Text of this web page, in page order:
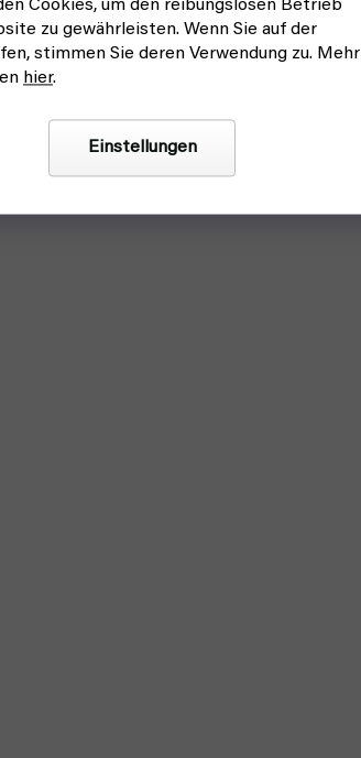
Cookies, um den reibungslosen Betrieb
zu gewährleisten. Wenn Sie auf der
stimmen Sie deren Verwendung zu. Mehr
hier.
Einstellungen